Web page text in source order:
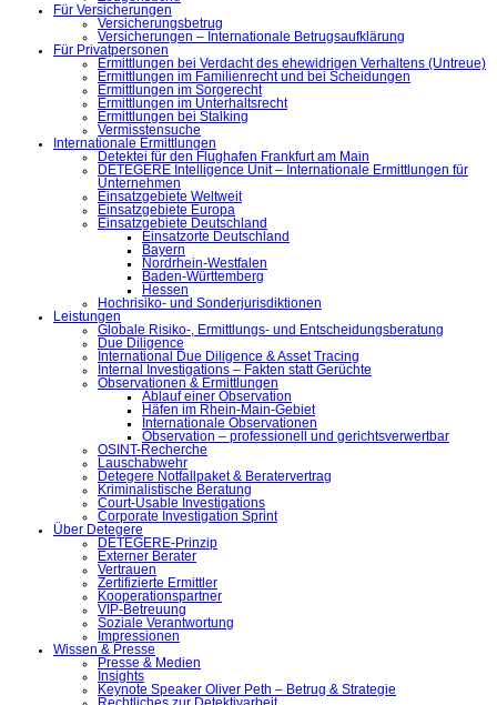
Für Versicherungen
Versicherungsbetrug
Versicherungen – Internationale Betrugsaufklärung
Für Privatpersonen
Ermittlungen bei Verdacht des ehewidrigen Verhaltens (Untreue)
Ermittlungen im Familienrecht und bei Scheidungen
Ermittlungen im Sorgerecht
Ermittlungen im Unterhaltsrecht
Ermittlungen bei Stalking
Vermisstensuche
Internationale Ermittlungen
Detektei für den Flughafen Frankfurt am Main
DETEGERE Intelligence Unit – Internationale Ermittlungen für
Unternehmen
Einsatzgebiete Weltweit
Einsatzgebiete Europa
Einsatzgebiete Deutschland
Einsatzorte Deutschland
Bayern
Nordrhein-Westfalen
Baden-Württemberg
Hessen
Hochrisiko- und Sonderjurisdiktionen
Leistungen
Globale Risiko-, Ermittlungs- und Entscheidungsberatung
Due Diligence
International Due Diligence & Asset Tracing
Internal Investigations – Fakten statt Gerüchte
Observationen & Ermittlungen
Ablauf einer Observation
Häfen im Rhein-Main-Gebiet
Internationale Observationen
Observation – professionell und gerichtsverwertbar
OSINT-Recherche
Lauschabwehr
Detegere Notfallpaket & Beratervertrag
Kriminalistische Beratung
Court-Usable Investigations
Corporate Investigation Sprint
Über Detegere
DETEGERE-Prinzip
Externer Berater
Vertrauen
Zertifizierte Ermittler
Kooperationspartner
VIP-Betreuung
Soziale Verantwortung
Impressionen
Wissen & Presse
Presse & Medien
Insights
Keynote Speaker Oliver Peth – Betrug & Strategie
Rechtliches zur Detektivarbeit